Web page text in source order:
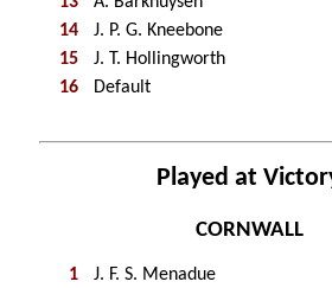
14
J. P. G. Kneebone
15
J. T. Hollingworth
16
Default
Played at
CORNWALL
1 J. F. S. Menadue